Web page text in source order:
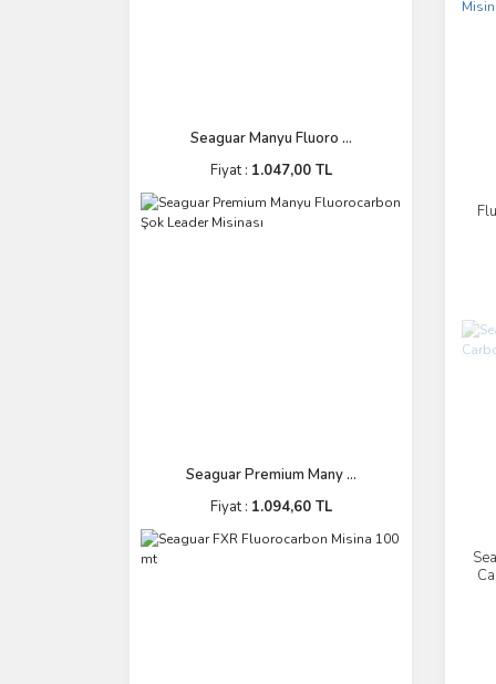
30 LB (1)
40 LB (1)
50 LB (1)
Seaguar Manyu Fluoro ...
Fiyat : 1.047,00 TL
Seaguar Premium Many ...
Fiyat : 1.094,60 TL